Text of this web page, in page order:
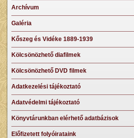
Archívum
Galéria
Kőszeg és Vidéke 1889-1939
Kölcsönözhető diafilmek
Kölcsönözhető DVD filmek
Adatkezelési tájékoztató
Adatvédelmi tájékoztató
Könyvtárunkban elérhető adatbázisok
Előfizetett folyóirataink